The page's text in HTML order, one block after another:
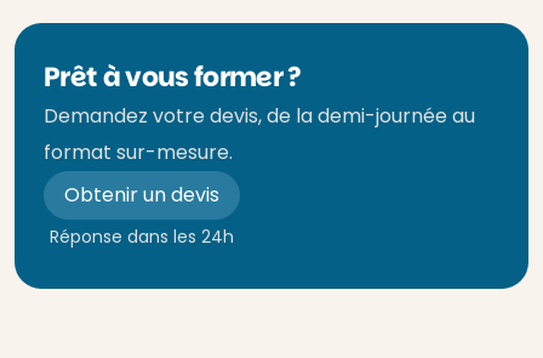
Prêt à vous former ?
Demandez votre devis, de la demi-journée au
format sur-mesure.
Obtenir un devis
Réponse dans les 24h